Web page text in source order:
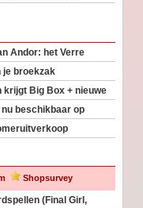
Andor: het Verre
je broekzak
krijgt Big Box + nieuwe
beschikbaar op
Shopsurvey
(Final Girl,